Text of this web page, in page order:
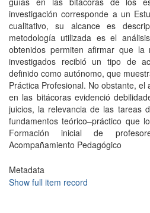
investigación corresponde a un
cualitativo, su alcance es
metodología utilizada es el
obtenidos permiten afirmar que la
investigados recibió un tipo de
definido como autónomo, que
Práctica Profesional. No obstante,
en las bitácoras evidenció
juicios, la relevancia de las tareas
fundamentos teórico–práctico que
Formación inicial de
Acompañamiento Pedagógico
Metadata
Show full item record